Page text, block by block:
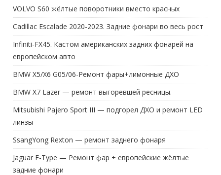
VOLVO S60 жёлтые поворотники вместо красных
Cadillac Escalade 2020-2023. Задние фонари во весь рост
Infiniti-FX45. Кастом американских задних фонарей на
европейском авто
BMW X5/X6 G05/06-Ремонт фары+лимонные ДХО
BMW X7 Lazer — ремонт выгоревшей ресницы.
Mitsubishi Pajero Sport III — подгорел ДХО и ремонт LED
линзы
SsangYong Rexton — ремонт заднего фонаря
Jaguar F-Type — Ремонт фар + европейские жёлтые
задние фонари